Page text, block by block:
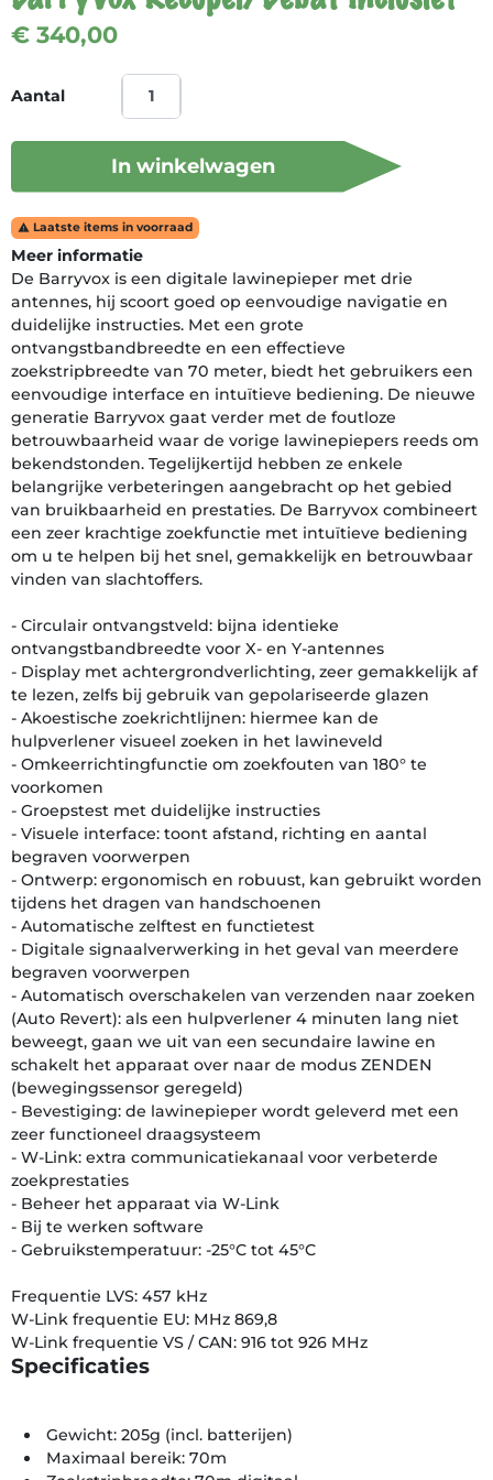
€ 340,00
Aantal
In winkelwagen
 Laatste items in voorraad
Meer informatie
De Barryvox is een digitale lawinepieper met drie
antennes, hij scoort goed op eenvoudige navigatie en
duidelijke instructies. Met een grote
ontvangstbandbreedte en een effectieve
zoekstripbreedte van 70 meter, biedt het gebruikers een
eenvoudige interface en intuïtieve bediening. De nieuwe
generatie Barryvox gaat verder met de foutloze
betrouwbaarheid waar de vorige lawinepiepers reeds om
bekendstonden. Tegelijkertijd hebben ze enkele
belangrijke verbeteringen aangebracht op het gebied
van bruikbaarheid en prestaties. De Barryvox combineert
een zeer krachtige zoekfunctie met intuïtieve bediening
om u te helpen bij het snel, gemakkelijk en betrouwbaar
vinden van slachtoffers.
- Circulair ontvangstveld: bijna identieke
ontvangstbandbreedte voor X- en Y-antennes
- Display met achtergrondverlichting, zeer gemakkelijk af
te lezen, zelfs bij gebruik van gepolariseerde glazen
- Akoestische zoekrichtlijnen: hiermee kan de
hulpverlener visueel zoeken in het lawineveld
- Omkeerrichtingfunctie om zoekfouten van 180° te
voorkomen
- Groepstest met duidelijke instructies
- Visuele interface: toont afstand, richting en aantal
begraven voorwerpen
- Ontwerp: ergonomisch en robuust, kan gebruikt worden
tijdens het dragen van handschoenen
- Automatische zelftest en functietest
- Digitale signaalverwerking in het geval van meerdere
begraven voorwerpen
- Automatisch overschakelen van verzenden naar zoeken
(Auto Revert): als een hulpverlener 4 minuten lang niet
beweegt, gaan we uit van een secundaire lawine en
schakelt het apparaat over naar de modus ZENDEN
(bewegingssensor geregeld)
- Bevestiging: de lawinepieper wordt geleverd met een
zeer functioneel draagsysteem
- W-Link: extra communicatiekanaal voor verbeterde
zoekprestaties
- Beheer het apparaat via W-Link
- Bij te werken software
- Gebruikstemperatuur: -25°C tot 45°C
Frequentie LVS: 457 kHz
W-Link frequentie EU: MHz 869,8
W-Link frequentie VS / CAN: 916 tot 926 MHz
Specificaties
Gewicht: 205g (incl. batterijen)
Maximaal bereik: 70m